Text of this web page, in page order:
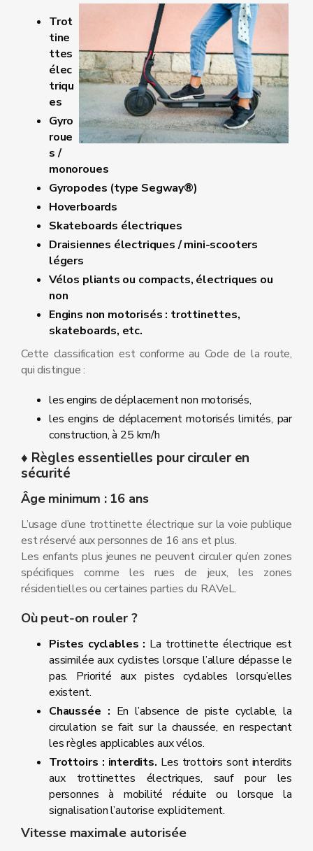
Trot
tine
ttes
élec
triqu
es
Gyro
roue
s /
monoroues
Gyropodes (type Segway®)
Hoverboards
Skateboards électriques
Draisiennes électriques / mini‑scooters
légers
Vélos pliants ou compacts, électriques ou
non
Engins non motorisés : trottinettes,
skateboards, etc.
Cette classification est conforme au Code de la route,
qui distingue :
les engins de déplacement non motorisés,
les engins de déplacement motorisés limités, par
construction, à 25 km/h
♦ Règles essentielles pour circuler en
sécurité
Âge minimum : 16 ans
L’usage d’une trottinette électrique sur la voie publique
est réservé aux personnes de 16 ans et plus.
Les enfants plus jeunes ne peuvent circuler qu’en zones
spécifiques comme les rues de jeux, les zones
résidentielles ou certaines parties du RAVeL.
Où peut‑on rouler ?
Pistes cyclables : La trottinette électrique est
assimilée aux cyclistes lorsque l’allure dépasse le
pas. Priorité aux pistes cyclables lorsqu’elles
existent.
Chaussée : En l’absence de piste cyclable, la
circulation se fait sur la chaussée, en respectant
les règles applicables aux vélos.
Trottoirs : interdits. Les trottoirs sont interdits
aux trottinettes électriques, sauf pour les
personnes à mobilité réduite ou lorsque la
signalisation l’autorise explicitement.
Vitesse maximale autorisée